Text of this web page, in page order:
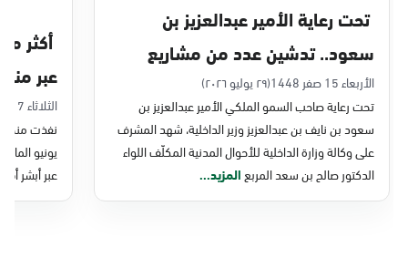
التوجه للموقع
الدمام, الدمام - بنده - حي الشاطئ
الأحد - الخميس (08:00-14:30)
التوجه للموقع
الدمام, الدمام - بنده ضاحية الملك فهد
تحت رعاية الأمير عبدالعزيز بن
سعود.. تدشين عدد من مشاريع
التحول الرقمي والخدمات الإلكترونية
للأحوال المدنية
الأربعاء 15 صفر 1448
(٢٩ يوليو ٢٠٢٦)
تحت رعاية صاحب السمو الملكي الأمير عبدالعزيز بن
سعود بن نايف بن عبدالعزيز وزير الداخلية، شهد المشرف
على وكالة وزارة الداخلية للأحوال المدنية المكلّف اللواء
الدكتور صالح بن سعد المربعالمزيد...
عبر
الثلاثاء 7 صفر 1448
نفذت منصة
عبر أبشر